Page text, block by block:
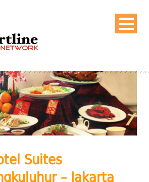
Suites
– Jakarta